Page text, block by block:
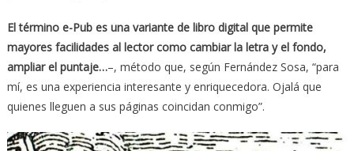
El término e-Pub es una variante de libro digital que permite
mayores facilidades al lector como cambiar la letra y el fondo,
ampliar el puntaje…–, método que, según Fernández Sosa, “para
mí, es una experiencia interesante y enriquecedora. Ojalá que
quienes lleguen a sus páginas coincidan conmigo”.